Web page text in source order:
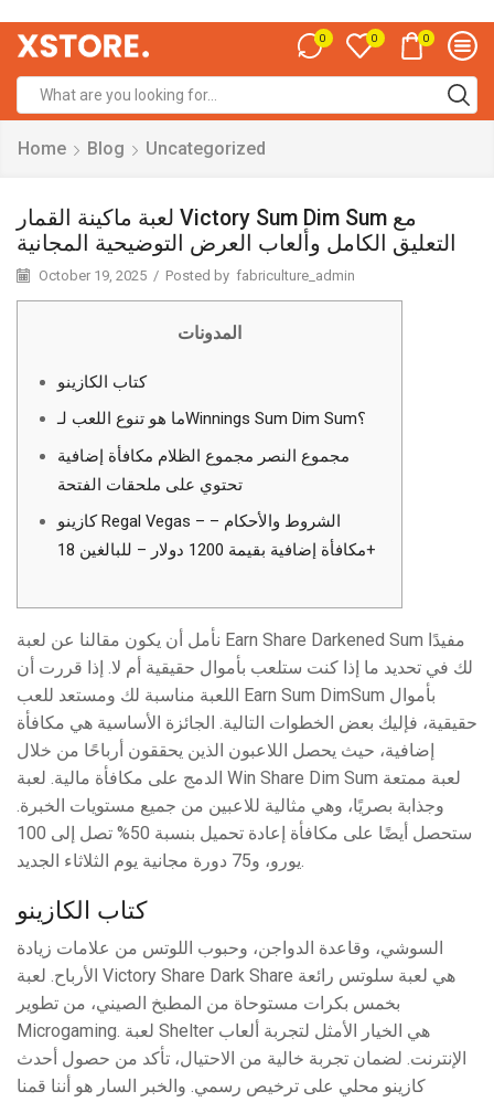
0 0 0
Home Blog Uncategorized
لعبة ماكينة القمار Victory Sum Dim Sum مع
التعليق الكامل وألعاب العرض التوضيحية المجانية
October 19, 2025 / Posted by fabriculture_admin
المدونات
كتاب الكازينو
ما هو تنوع اللعب لـWinnings Sum Dim Sum؟
مجموع النصر مجموع الظلام مكافأة إضافية
تحتوي على ملحقات الفتحة
كازينو Regal Vegas – الشروط والأحكام –
مكافأة إضافية بقيمة 1200 دولار – للبالغين 18+
نأمل أن يكون مقالنا عن لعبة Earn Share Darkened Sum مفيدًا
لك في تحديد ما إذا كنت ستلعب بأموال حقيقية أم لا. إذا قررت أن
اللعبة مناسبة لك ومستعد للعب Earn Sum DimSum بأموال
حقيقية، فإليك بعض الخطوات التالية. الجائزة الأساسية هي مكافأة
إضافية، حيث يحصل اللاعبون الذين يحققون أرباحًا من خلال
الدمج على مكافأة مالية. لعبة Win Share Dim Sum لعبة ممتعة
وجذابة بصريًا، وهي مثالية للاعبين من جميع مستويات الخبرة.
ستحصل أيضًا على مكافأة إعادة تحميل بنسبة 50% تصل إلى 100
يورو، و75 دورة مجانية يوم الثلاثاء الجديد.
كتاب الكازينو
السوشي، وقاعدة الدواجن، وحبوب اللوتس من علامات زيادة
الأرباح. لعبة Victory Share Dark Share هي لعبة سلوتس رائعة
بخمس بكرات مستوحاة من المطبخ الصيني، من تطوير
Microgaming. لعبة Shelter هي الخيار الأمثل لتجربة ألعاب
الإنترنت. لضمان تجربة خالية من الاحتيال، تأكد من حصول أحدث
كازينو محلي على ترخيص رسمي. والخبر السار هو أننا قمنا